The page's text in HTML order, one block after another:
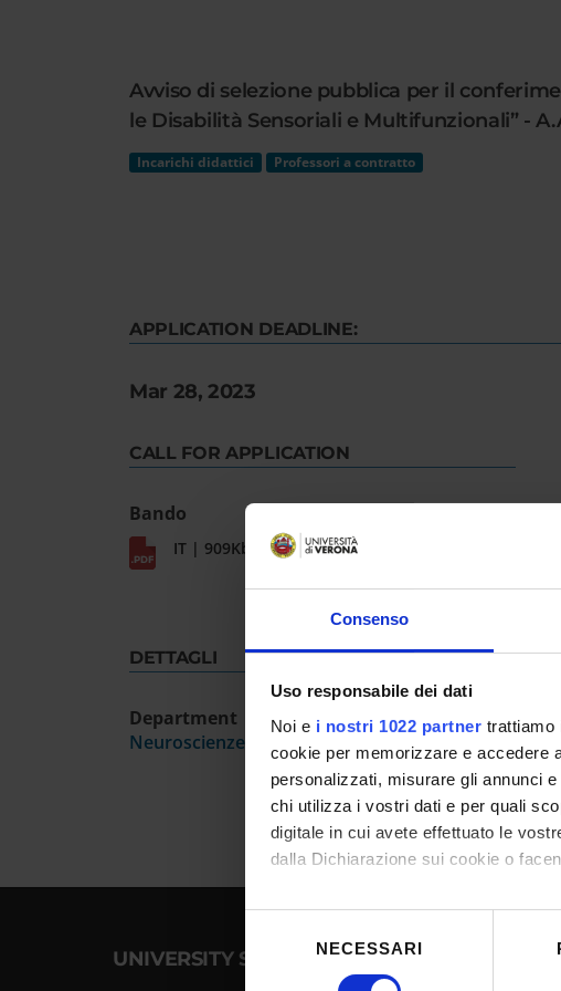
Consenso
Uso responsabile dei dati
Noi e i nostri 1022 partner trattiamo
cookie per memorizzare e accedere
personalizzati, misurare gli annunci
chi utilizza i vostri dati e per quali
digitale in cui avete effettuato le
dalla Dichiarazione sui cookie o
Con il tuo consenso, vorremmo
raccogliere informazioni sulla
del
NECESSARI
Avviso di selezione pubblica per il
le Disabilità Sensoriali e Multifunzionali” -
Incarichi didattici Professori a contratto
APPLICATION DEADLINE:
Mar 28, 2023
CALL FOR APPLICATION
Bando
IT | 909Kb
DETTAGLI
Department
Neuroscienze, Biomedicina e Movimento
UNIVERSITY SERVICES